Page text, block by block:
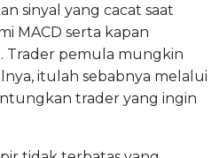
sinyal yang cacat saat
MACD serta kapan
Trader pemula mungkin
itulah sebabnya melalui
trader yang ingin